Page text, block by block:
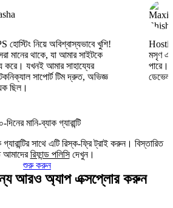
নিয়ে অবিশ্বাস্যভাবে খুশি!
মানের থাকে, যা আমার সাইটকে
করে। যখনই আমার সাহায্যের
সাপোর্ট টিম দ্রুত, অভিজ্ঞ
ছিল।
মসৃণ
দিনের মানি-ব্যাক গ্যারান্টি
সাথে এটি রিস্ক-ফ্রি ট্রাই করুন। বিস্তারিত
আমাদেররিফান্ড পলিসিদেখুন।
শুরু করুন
আরও অ্যাপ এক্সপ্লোর করুন